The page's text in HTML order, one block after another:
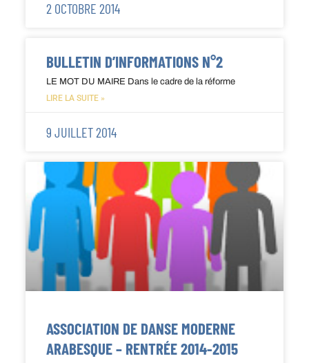
2 OCTOBRE 2014
BULLETIN D’INFORMATIONS N°2
LE MOT DU MAIRE Dans le cadre de la réforme
LIRE LA SUITE »
9 JUILLET 2014
ASSOCIATION DE DANSE MODERNE
ARABESQUE – RENTRÉE 2014-2015